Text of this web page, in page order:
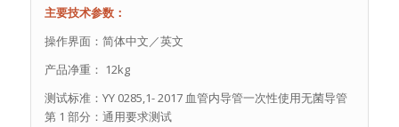
主要技术参数：
操作界面：简体中文／英文
产品净重： 12kg
测试标准：YY 0285,1- 2017 血管内导管一次性使用无菌导管
第 1 部分：通用要求测试